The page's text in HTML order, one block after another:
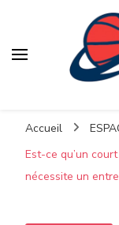
Accueil
Est-ce qu’un
nécessite un